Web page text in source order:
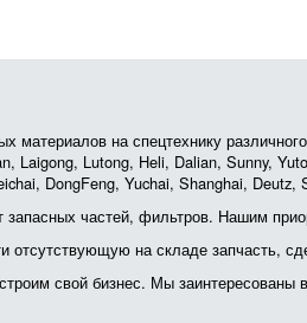
на спецтехнику
Laigong, Lutong, Heli, Dalian, Sunny,
DongFeng, Yuchai, Shanghai, Deutz,
частей, фильтров. Нашим
отсутствующую на складе запчасть,
свой бизнес. Мы